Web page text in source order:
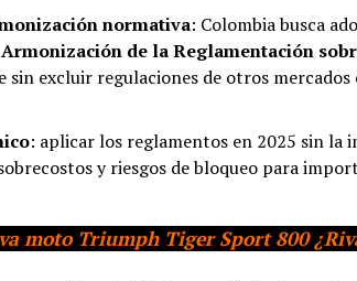
normativa: Colombia busca
de la Reglamentación
sin excluir regulaciones de otros mercados
: aplicar los reglamentos en 2025 sin la
y riesgos de bloqueo para
moto Triumph Tiger Sport 800